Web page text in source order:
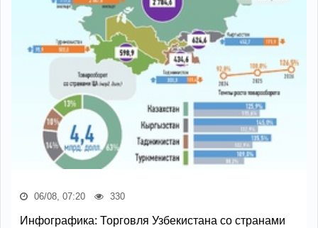
06/08, 07:20 330
Инфографика: Торговля Узбекистана со странами